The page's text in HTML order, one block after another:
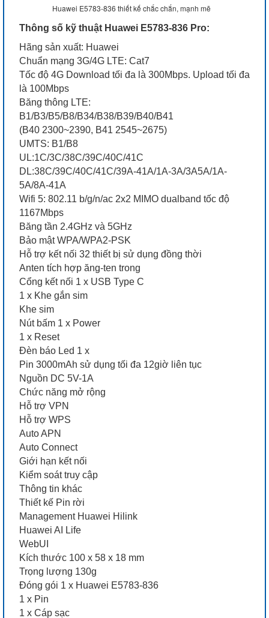
Huawei E5783-836 thiết kế chắc chắn, mạnh mẽ
Thông số kỹ thuật Huawei E5783-836 Pro:
Hãng sản xuất: Huawei
Chuẩn mạng 3G/4G LTE: Cat7
Tốc độ 4G Download tối đa là 300Mbps. Upload tối đa
là 100Mbps
Băng thông LTE:
B1/B3/B5/B8/B34/B38/B39/B40/B41
(B40 2300~2390, B41 2545~2675)
UMTS: B1/B8
UL:1C/3C/38C/39C/40C/41C
DL:38C/39C/40C/41C/39A-41A/1A-3A/3A5A/1A-
5A/8A-41A
Wifi 5: 802.11 b/g/n/ac 2x2 MIMO dualband tốc độ
1167Mbps
Băng tần 2.4GHz và 5GHz
Bảo mật WPA/WPA2-PSK
Hỗ trợ kết nối 32 thiết bị sử dụng đồng thời
Anten tích hợp ăng-ten trong
Cổng kết nối 1 x USB Type C
1 x Khe gắn sim
Khe sim
Nút bấm 1 x Power
1 x Reset
Đèn báo Led 1 x
Pin 3000mAh sử dụng tối đa 12giờ liên tục
Nguồn DC 5V-1A
Chức năng mở rộng
Hỗ trợ VPN
Hỗ trợ WPS
Auto APN
Auto Connect
Giới hạn kết nối
Kiểm soát truy cập
Thông tin khác
Thiết kế Pin rời
Management Huawei Hilink
Huawei AI Life
WebUI
Kích thước 100 x 58 x 18 mm
Trọng lượng 130g
Đóng gói 1 x Huawei E5783-836
1 x Pin
1 x Cáp sạc